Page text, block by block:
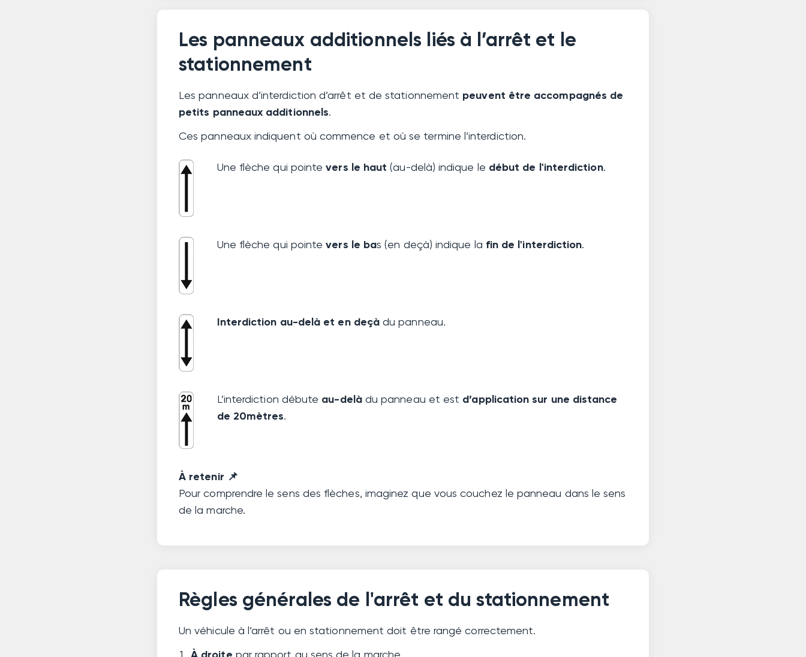
Les panneaux additionnels liés à l’arrêt et le
stationnement
Les panneaux d’interdiction d’arrêt et de stationnement peuvent être accompagnés de
petits panneaux additionnels.
Ces panneaux indiquent où commence et où se termine l’interdiction.
Une flèche qui pointevers le haut (au-delà) indique le début de l'interdiction.
Une flèche qui pointevers le bas (en deçà) indique la fin de l'interdiction.
Interdiction au-delà et en deçàdu panneau.
L’interdiction débute au-delàdu panneau et est d’application sur une distance
de 20mètres.
À retenir 📌
Pour comprendre le sens des flèches, imaginez que vous couchez le panneau dans le sens
de la marche.
Règles générales de l'arrêt et du stationnement
Un véhicule à l’arrêt ou en stationnement doit être rangé correctement.